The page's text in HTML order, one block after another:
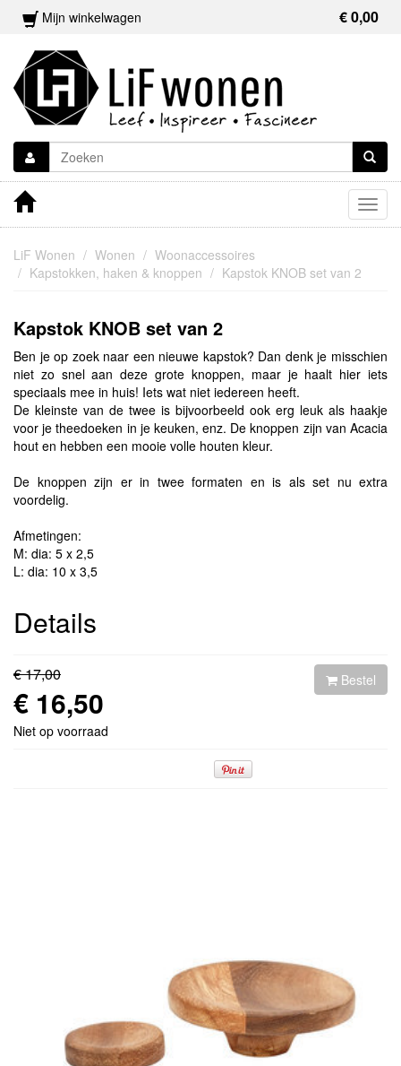
Mijn winkelwagen € 0,00
LiF Wonen Wonen
Woonaccessoires
Kapstokken, haken & knoppen
Kapstok KNOB set van 2
Kapstok KNOB set van 2
Ben je op zoek naar een nieuwe kapstok? Dan denk je misschien
niet zo snel aan deze grote knoppen, maar je haalt hier iets
speciaals mee in huis! Iets wat niet iedereen heeft.
De kleinste van de twee is bijvoorbeeld ook erg leuk als haakje
voor je theedoeken in je keuken, enz. De knoppen zijn van Acacia
hout en hebben een mooie volle houten kleur.
De knoppen zijn er in twee formaten en is als set nu extra
voordelig.
Afmetingen:
M: dia: 5 x 2,5
L: dia: 10 x 3,5
Details
€ 17,00
€ 16,50
Niet op voorraad
Bestel